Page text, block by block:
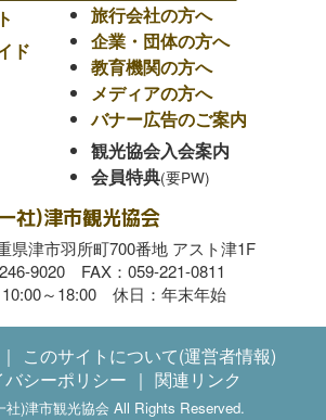
社)津市観光協会
県津市羽所町700番地 アスト津1F
9020 FAX：059-221-0811
～18:00 休日：年末年始
ド
旅行会社の方へ
企業・団体の方へ
教育機関の方へ
メディアの方へ
バナー広告のご案内
観光協会入会案内
会員特典
このサイトについて(運営者情報)
バシーポリシー
関連リンク
社)津市観光協会 All Rights Reserved.